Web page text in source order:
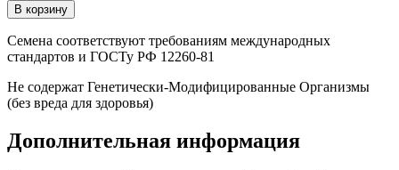
Семена соответствуют требованиям международных
стандартов и ГОСТу РФ 12260-81
Не содержат Генетически-Модифицированные Организмы
(без вреда для здоровья)
Дополнительная информация